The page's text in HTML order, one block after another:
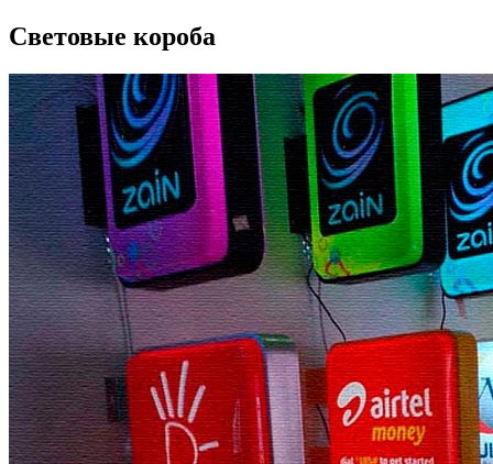
Световые короба